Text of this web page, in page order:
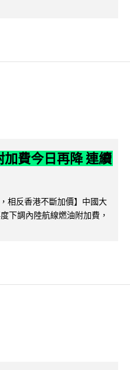
費今日再降 連續
相反香港不斷加價】中國大
下調內陸航線燃油附加費，